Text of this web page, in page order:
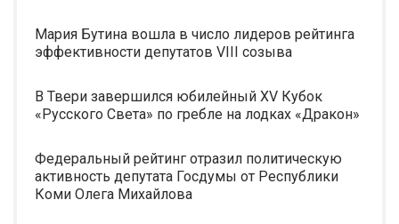
Мария Бутина вошла в число лидеров рейтинга
эффективности депутатов VIII созыва
В Твери завершился юбилейный XV Кубок
«Русского Света» по гребле на лодках «Дракон»
Федеральный рейтинг отразил политическую
активность депутата Госдумы от Республики
Коми Олега Михайлова